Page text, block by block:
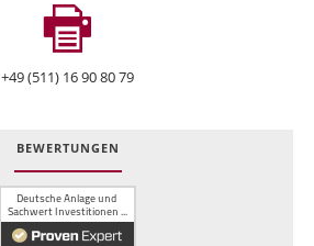
+49 (511) 16 90 80 79
BEWERTUNGEN